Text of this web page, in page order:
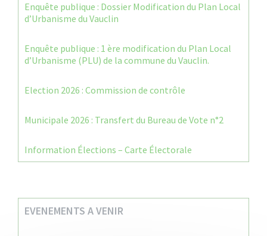
Enquête publique : Dossier Modification du Plan Local
d’Urbanisme du Vauclin
Enquête publique : 1 ère modification du Plan Local
d’Urbanisme (PLU) de la commune du Vauclin.
Election 2026 : Commission de contrôle
Municipale 2026 : Transfert du Bureau de Vote n°2
Information Élections – Carte Électorale
EVENEMENTS A VENIR